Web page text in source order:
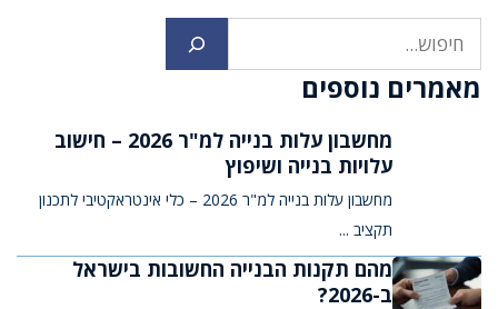
מאמרים נוספים
מחשבון עלות בנייה למ"ר 2026 – חישוב
עלויות בנייה ושיפוץ
מחשבון עלות בנייה למ"ר 2026 – כלי אינטראקטיבי לתכנון
תקציב ...
מהם תקנות הבנייה החשובות בישראל
ב-2026?